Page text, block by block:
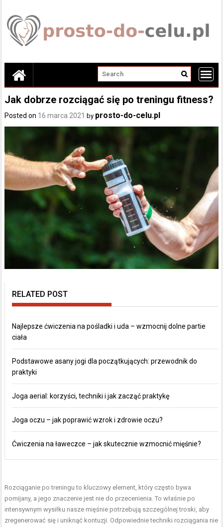
content
Jak dobrze rozciągać się po treningu fitness?
Posted on 16 marca 2021 by prosto-do-celu.pl
RELATED POST
Najlepsze ćwiczenia na pośladki i uda – wzmocnij dolne partie
ciała
Podstawowe asany jogi dla początkujących: przewodnik do
praktyki
Joga aerial: korzyści, techniki i jak zacząć praktykę
Joga oczu – jak poprawić wzrok i zdrowie oczu?
Ćwiczenia na ławeczce – jak skutecznie wzmocnić mięśnie?
Rozciąganie po treningu to kluczowy element, który często bywa
pomijany, a jego znaczenie jest nie do przecenienia. To właśnie po
intensywnym wysiłku nasze mięśnie potrzebują szczególnej troski, aby
zregenerować się i uniknąć kontuzji. Odpowiednie techniki rozciągania nie